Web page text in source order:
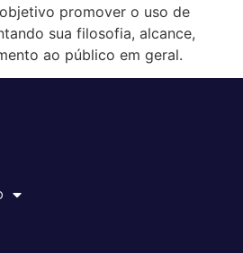
promover o uso de
sua filosofia, alcance,
ao público em geral.